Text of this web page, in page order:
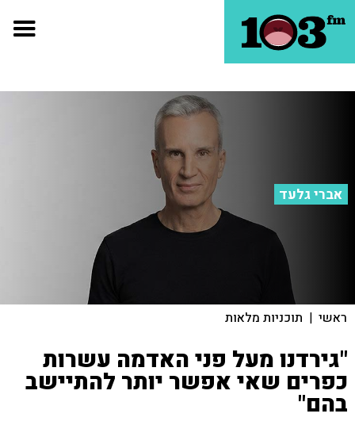
אברי גלעד
ראשי | תוכניות מלאות
"גירדנו מעל פני האדמה עשרות
כפרים שאי אפשר יותר להתיישב
בהם"